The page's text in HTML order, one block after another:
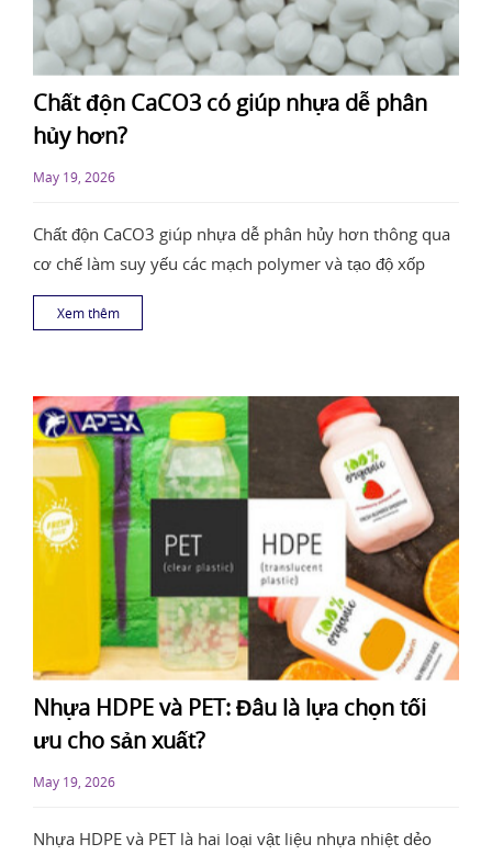
Chất độn CaCO3 có giúp nhựa dễ phân
hủy hơn?
May 19, 2026
Chất độn CaCO3 giúp nhựa dễ phân hủy hơn thông qua
cơ chế làm suy yếu các mạch polymer và tạo độ xốp
Xem thêm
Nhựa HDPE và PET: Đâu là lựa chọn tối
ưu cho sản xuất?
May 19, 2026
Nhựa HDPE và PET là hai loại vật liệu nhựa nhiệt dẻo